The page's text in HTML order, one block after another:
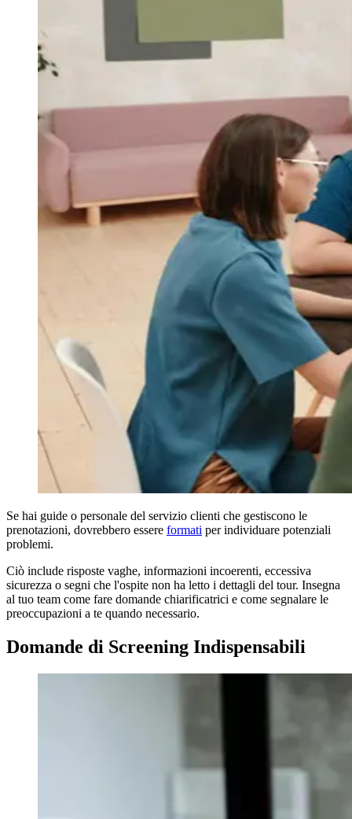
Se hai guide o personale del servizio clienti che gestiscono le
prenotazioni, dovrebbero essere formati per individuare potenziali
problemi.
Ciò include risposte vaghe, informazioni incoerenti, eccessiva
sicurezza o segni che l'ospite non ha letto i dettagli del tour. Insegna
al tuo team come fare domande chiarificatrici e come segnalare le
preoccupazioni a te quando necessario.
Domande di Screening Indispensabili